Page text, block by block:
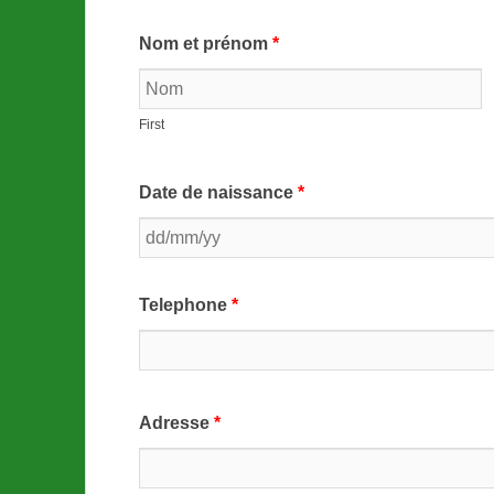
Nom et prénom *
First
Date de naissance *
Telephone *
Adresse *